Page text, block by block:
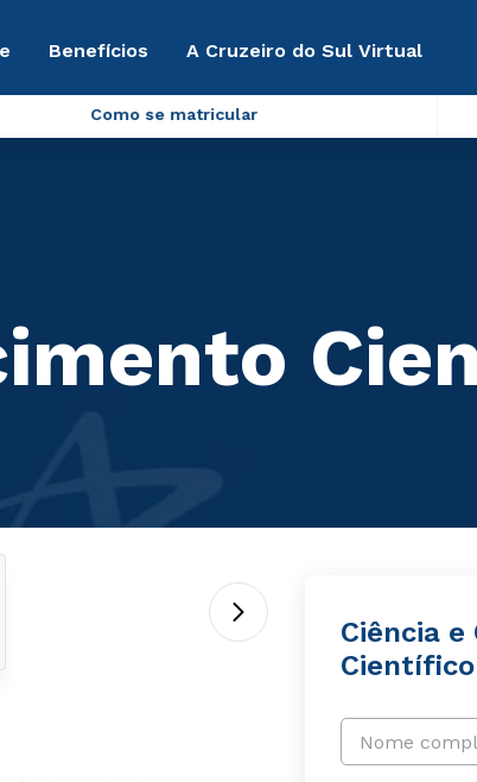
Benefícios A Cruzeiro do Sul Virtual
Como se matricular
Ciência
Científico
Nome